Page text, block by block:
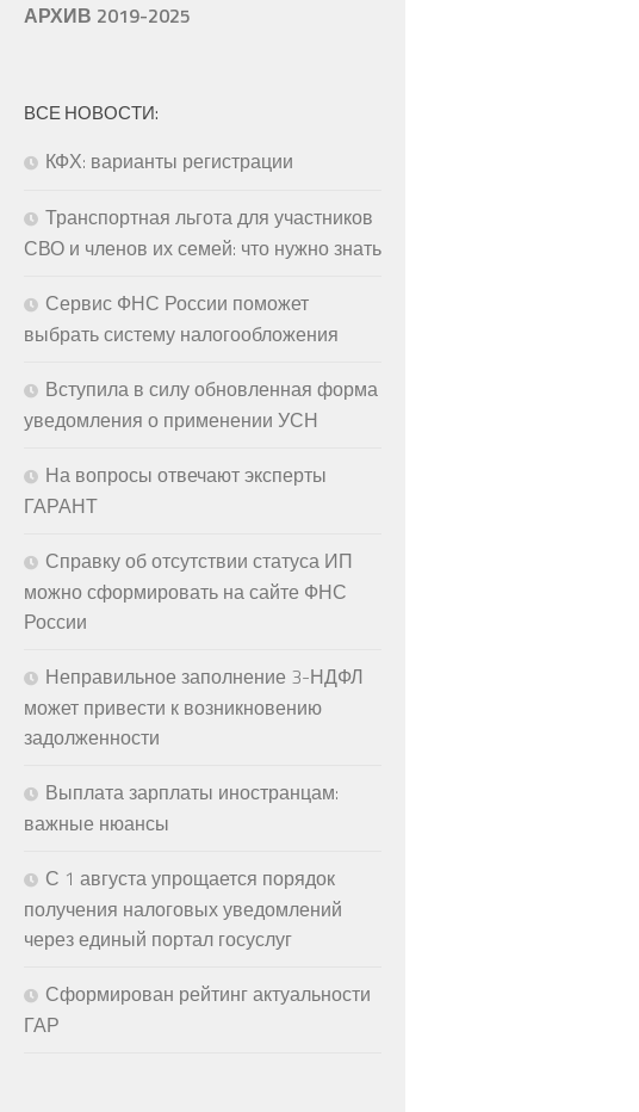
АРХИВ 2019-2025
ВСЕ НОВОСТИ:
КФХ: варианты регистрации
Транспортная льгота для участников
СВО и членов их семей: что нужно знать
Сервис ФНС России поможет
выбрать систему налогообложения
Вступила в силу обновленная форма
уведомления о применении УСН
На вопросы отвечают эксперты
ГАРАНТ
Справку об отсутствии статуса ИП
можно сформировать на сайте ФНС
России
Неправильное заполнение 3-НДФЛ
может привести к возникновению
задолженности
Выплата зарплаты иностранцам:
важные нюансы
С 1 августа упрощается порядок
получения налоговых уведомлений
через единый портал госуслуг
Сформирован рейтинг актуальности
ГАР